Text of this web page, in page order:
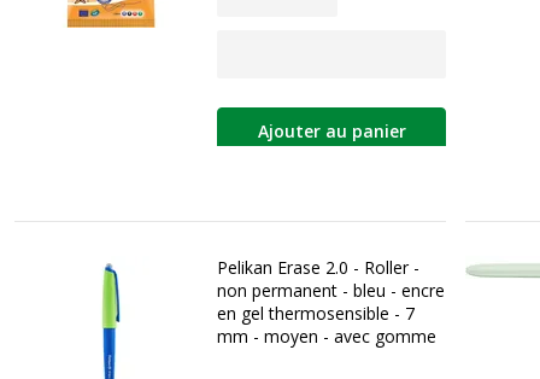
Ajouter au panier
Pelikan Erase 2.0 - Roller -
non permanent - bleu - encre
en gel thermosensible - 7
mm - moyen - avec gomme